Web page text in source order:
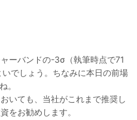
ーバンドの-3σ（執筆時点で71
でしょう。ちなみに本日の前場
。
いても、当社がこれまで推奨し
をお勧めします。